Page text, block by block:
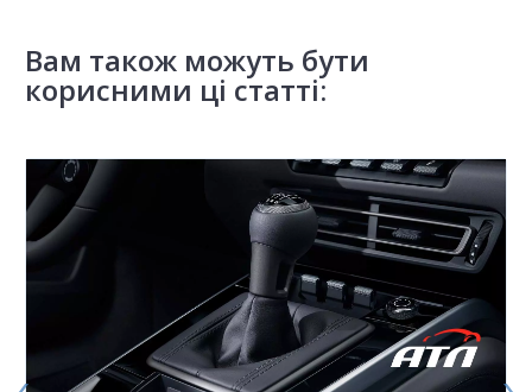
Вам також можуть бути
корисними ці статті: